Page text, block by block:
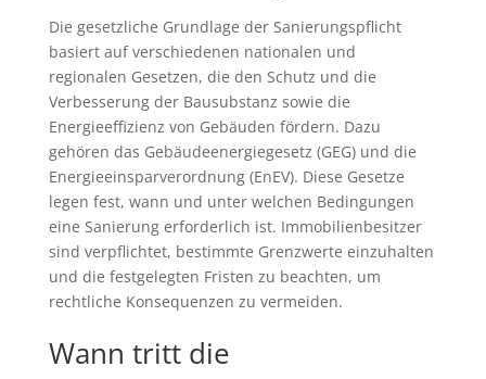
Die gesetzliche Grundlage der Sanierungspflicht
basiert auf verschiedenen nationalen und
regionalen Gesetzen, die den Schutz und die
Verbesserung der Bausubstanz sowie die
Energieeffizienz von Gebäuden fördern. Dazu
gehören das Gebäudeenergiegesetz (GEG) und die
Energieeinsparverordnung (EnEV). Diese Gesetze
legen fest, wann und unter welchen Bedingungen
eine Sanierung erforderlich ist. Immobilienbesitzer
sind verpflichtet, bestimmte Grenzwerte einzuhalten
und die festgelegten Fristen zu beachten, um
rechtliche Konsequenzen zu vermeiden.
Wann tritt die